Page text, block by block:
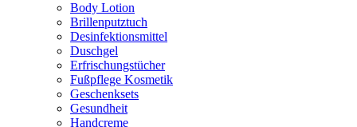
Body Lotion
Brillenputztuch
Desinfektionsmittel
Duschgel
Erfrischungstücher
Fußpflege Kosmetik
Geschenksets
Gesundheit
Handcreme